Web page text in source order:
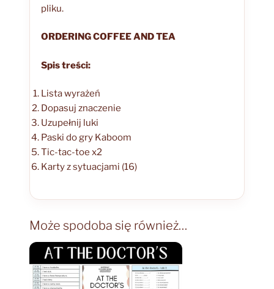
pliku.
ORDERING COFFEE AND TEA
Spis treści:
Lista wyrażeń
Dopasuj znaczenie
Uzupełnij luki
Paski do gry Kaboom
Tic-tac-toe x2
Karty z sytuacjami (16)
Może spodoba się również…